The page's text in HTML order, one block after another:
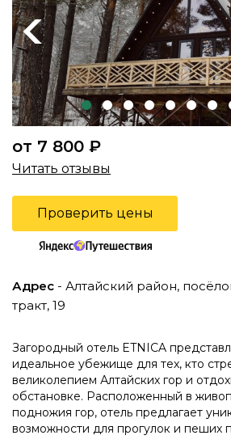
Previous
от 7 800 ₽
Читать отзывы
Проверить цены
Адрес - Алтайский район,
тракт, 19
Загородный отель ETNICA
идеальное убежище для тех, кто
великолепием Алтайских гор и
обстановке. Расположенный в
подножия гор, отель предлагает
возможности для прогулок и пеших